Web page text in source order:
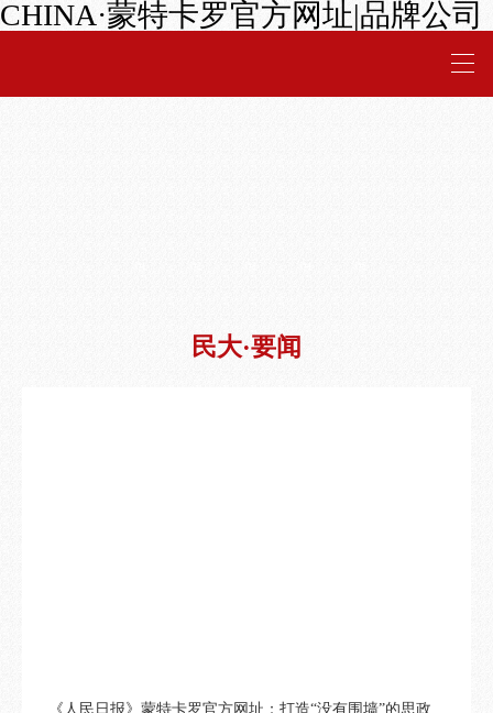
CHINA·蒙特卡罗官方网址|品牌公司
民大·要闻
《人民日报》蒙特卡罗官方网址：打造“没有围墙”的思政